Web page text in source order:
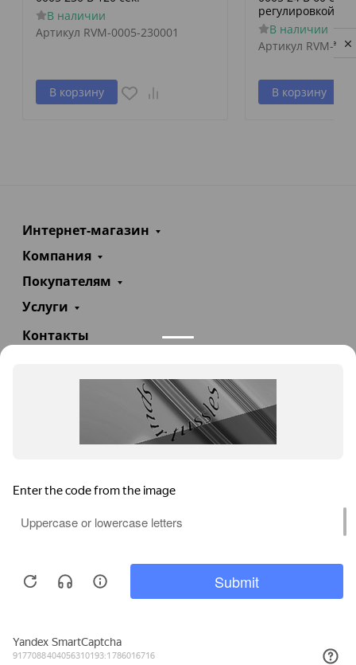
В наличии
Артикул RVM-0005-230001
В корзину
регулировкой по
В наличии
Артикул RVM-
В корзину
Интернет-магазин
Компания
Покупателям
Услуги
Контакты
info@teploexpert.com
Пн—Сб 09:00 – 18:00
TeploExpert.com © 2008 - 2026 Оборудование для
систем отопления, водоснабжения, канализации
Privacy notice